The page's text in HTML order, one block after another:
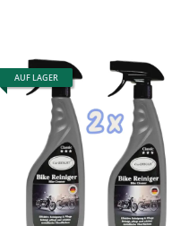
AUF LAGER